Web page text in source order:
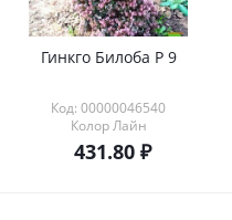
Гинкго Билоба Р 9
Код: 00000046540
Колор Лайн
431.80